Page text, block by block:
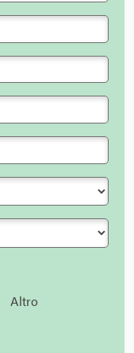
Altro